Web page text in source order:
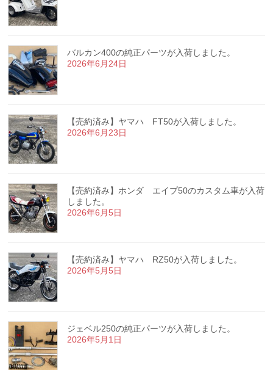
バルカン400の純正パーツが入荷しました。
2026年6月24日
【売約済み】ヤマハ FT50が入荷しました。
2026年6月23日
【売約済み】ホンダ エイプ50のカスタム車が入荷
しました。
2026年6月5日
【売約済み】ヤマハ RZ50が入荷しました。
2026年5月5日
ジェベル250の純正パーツが入荷しました。
2026年5月1日